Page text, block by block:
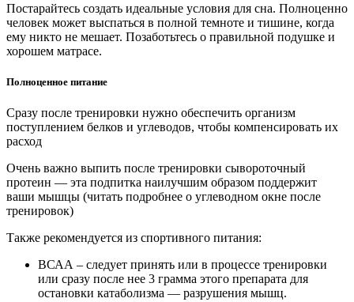
Постарайтесь создать идеальные условия для сна. Полноценно
человек может выспаться в полной темноте и тишине, когда
ему никто не мешает. Позаботьтесь о правильной подушке и
хорошем матрасе.
Полноценное питание
Сразу после тренировки нужно обеспечить организм
поступлением белков и углеводов, чтобы компенсировать их
расход
Очень важно выпить после тренировки сывороточный
протеин — эта подпитка наилучшим образом поддержит
ваши мышцы (читать подробнее о углеводном окне после
тренировок)
Также рекомендуется из спортивного питания:
ВСАА – следует принять или в процессе тренировки
или сразу после нее 3 грамма этого препарата для
остановки катаболизма — разрушения мышц.